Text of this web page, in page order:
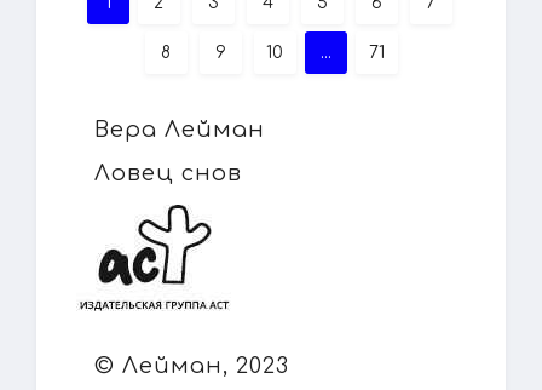
8 9 10 ... 71
Вера Лейман
Ловец снов
© Лейман, 2023